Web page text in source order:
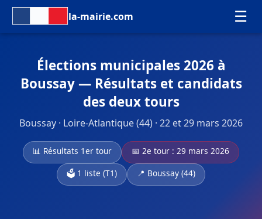
la-mairie.com ☰
Élections municipales 2026 à
Boussay — Résultats et candidats
des deux tours
Boussay · Loire-Atlantique (44) · 22 et 29 mars 2026
📊 Résultats 1er tour
📅 2e tour : 29 mars 2026
🗳️ 1 liste (T1)
📍 Boussay (44)